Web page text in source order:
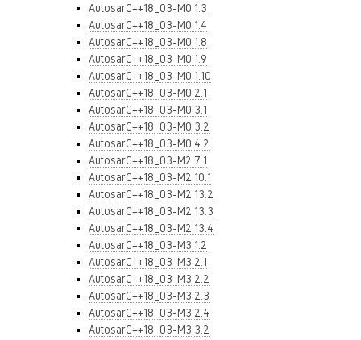
AutosarC++18_03-M0.1.3
AutosarC++18_03-M0.1.4
AutosarC++18_03-M0.1.8
AutosarC++18_03-M0.1.9
AutosarC++18_03-M0.1.10
AutosarC++18_03-M0.2.1
AutosarC++18_03-M0.3.1
AutosarC++18_03-M0.3.2
AutosarC++18_03-M0.4.2
AutosarC++18_03-M2.7.1
AutosarC++18_03-M2.10.1
AutosarC++18_03-M2.13.2
AutosarC++18_03-M2.13.3
AutosarC++18_03-M2.13.4
AutosarC++18_03-M3.1.2
AutosarC++18_03-M3.2.1
AutosarC++18_03-M3.2.2
AutosarC++18_03-M3.2.3
AutosarC++18_03-M3.2.4
AutosarC++18_03-M3.3.2